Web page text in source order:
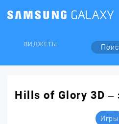
ВИДЖЕТЫ
Hills of Glory 3D
Игры